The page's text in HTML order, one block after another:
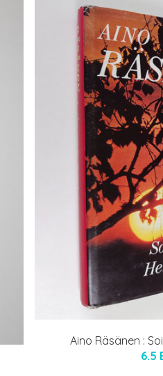
Aino Räsänen :
6.5